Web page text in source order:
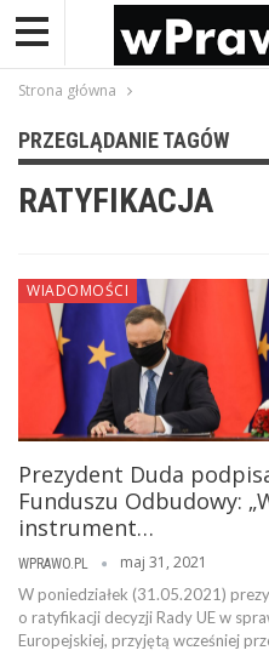
Strona główna
PRZEGLĄDANIE TAGÓW
RATYFIKACJA
WIADOMOŚCI
Prezydent Duda
Funduszu Odbudowy:
instrument…
WPRAWO.PL maj 31, 2021
W poniedziałek (31.05.2021)
o ratyfikacji decyzji Rady UE w
Europejskiej, przyjętą wcześniej